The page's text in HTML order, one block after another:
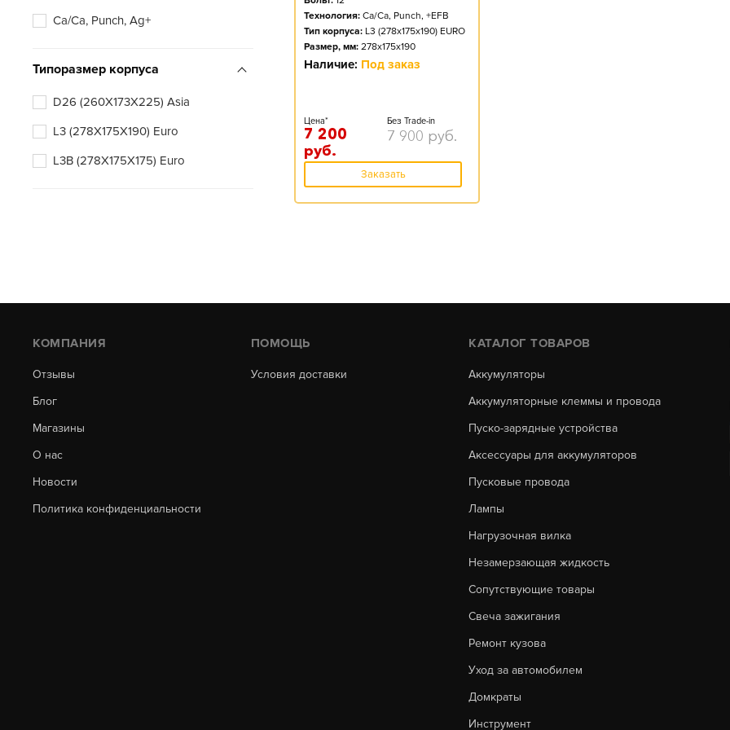
Ca/Ca, Punch, Ag+
Типоразмер корпуса
D26 (260X173X225) Asia
L3 (278X175X190) Euro
L3B (278X175X175) Euro
Технология: Ca/Ca, Punch, +EFB
Тип корпуса: L3 (278x175x190) EURO
Размер, мм: 278x175x190
Наличие: Под заказ
Цена*
7 200
руб.
Без Trade-in
7 900 руб.
Заказать
КОМПАНИЯ
Отзывы
Блог
Магазины
О нас
Новости
Политика конфиденциальности
ПОМОЩЬ
Условия доставки
КАТАЛОГ ТОВАРОВ
Аккумуляторы
Аккумуляторные клеммы и провода
Пуско-зарядные устройства
Аксессуары для аккумуляторов
Пусковые провода
Лампы
Нагрузочная вилка
Незамерзающая жидкость
Сопутствующие товары
Свеча зажигания
Ремонт кузова
Уход за автомобилем
Домкраты
Инструмент